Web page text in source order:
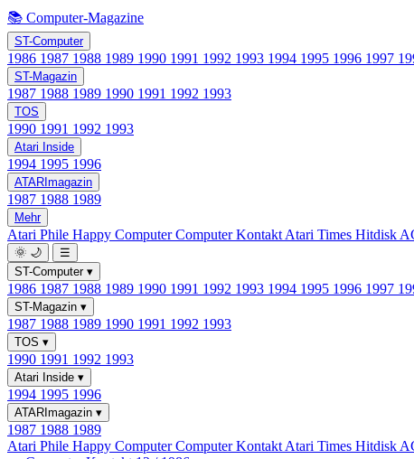
📚 Computer-Magazine
ST-Computer
1986 1987 1988 1989 1990 1991 1992 1993 1994 1995 1996 1997
ST-Magazin
1987 1988 1989 1990 1991 1992 1993
TOS
1990 1991 1992 1993
Atari Inside
1994 1995 1996
ATARImagazin
1987 1988 1989
Mehr
Atari Phile Happy ComputerComputer Kontakt Atari Times Hitdisk
🌞 🌙
☰
ST-Computer ▾
1986 1987 1988 1989 1990 1991 1992 1993 1994 1995 1996 1997
ST-Magazin ▾
1987 1988 1989 1990 1991 1992 1993
TOS ▾
1990 1991 1992 1993
Atari Inside ▾
1994 1995 1996
ATARImagazin ▾
1987 1988 1989
Atari Phile Happy ComputerComputer Kontakt Atari Times Hitdisk